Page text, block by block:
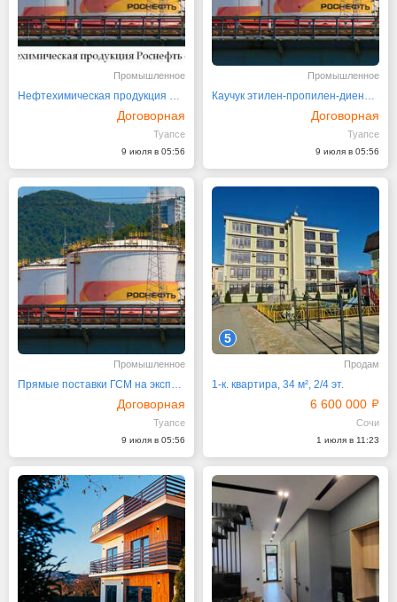
Промышленное
Нефтехимическая продукция Роснефть оптом
Договорная
Туапсе
9 июля в 05:56
Промышленное
Каучук этилен-пропилен-диеновый СКЭПТ
Договорная
Туапсе
9 июля в 05:56
Промышленное
Прямые поставки ГСМ на экспорт от РН-Туапсинский НПЗ
Договорная
Туапсе
9 июля в 05:56
5
Продам
1-к. квартира, 34 м², 2/4 эт.
6 600 000
Сочи
1 июля в 11:23